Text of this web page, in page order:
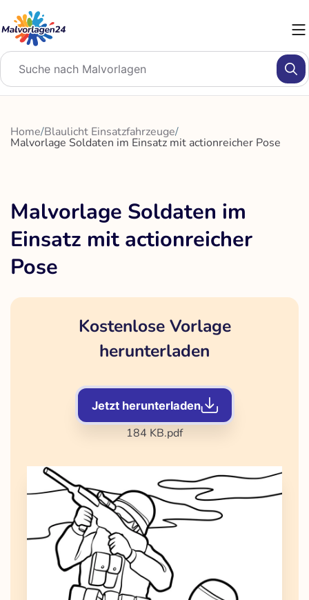
Inhalt
springen
Home/Blaulicht Einsatzfahrzeuge/
Malvorlage Soldaten im Einsatz mit actionreicher Pose
Malvorlage Soldaten im
Einsatz mit actionreicher
Pose
Kostenlose Vorlage
herunterladen
Jetzt herunterladen
184 KB.pdf